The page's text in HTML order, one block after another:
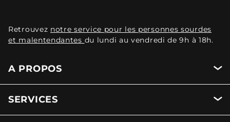
Retrouvez notre service pour les personnes sourdes
et malentendantes du lundi au vendredi de 9h à 18h.
A PROPOS
SERVICES